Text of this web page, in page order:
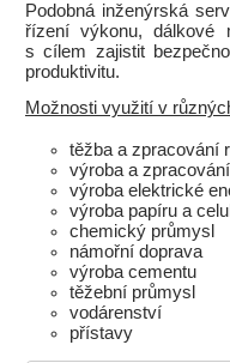
Podobná inženýrská
řízení výkonu, dálkové
s cílem zajistit
produktivitu.
Možnosti využití v
těžba a zpracování
výroba a
výroba elektrické
výroba papíru a
chemický průmysl
námořní doprava
výroba cementu
těžební průmysl
vodárenství
přístavy